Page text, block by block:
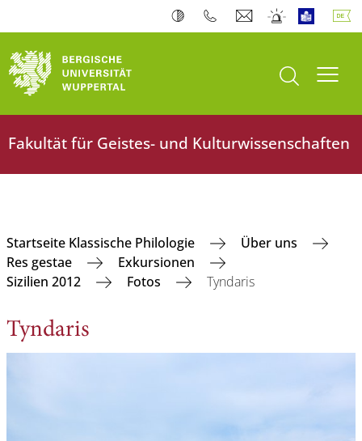
Suche öffnen
Fakultät für Geistes- und Kulturwissenschaften
Startseite Klassische Philologie
Über uns
Res gestae
Exkursionen
Sizilien 2012
Fotos Tyndaris
Tyndaris